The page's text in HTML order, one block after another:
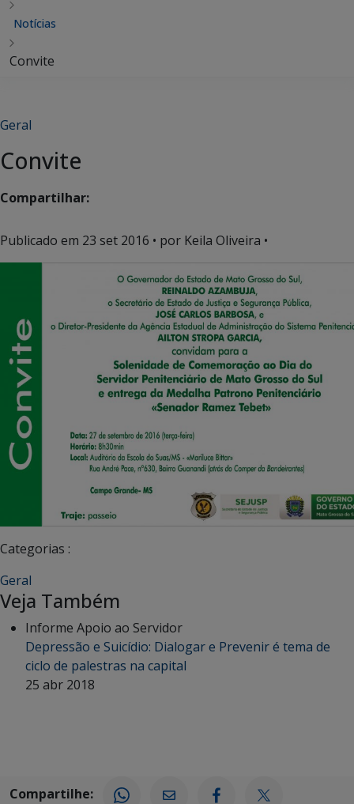
Notícias
Convite
Geral
Convite
Compartilhar:
Publicado em 23 set 2016 • por Keila Oliveira •
Categorias :
Geral
Veja Também
Informe Apoio ao Servidor
Depressão e Suicídio: Dialogar e Prevenir é tema de
ciclo de palestras na capital
25 abr 2018
Compartilhe: